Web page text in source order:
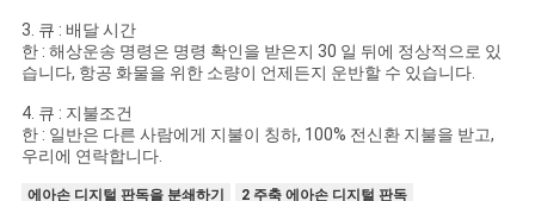
3. 큐 : 배달 시간
한 : 해상운송 명령은 명령 확인을 받은지 30 일 뒤에 정상적으로 있
습니다, 항공 화물을 위한 소량이 언제든지 운반할 수 있습니다.
4. 큐 : 지불조건
한 : 일반은 다른 사람에게 지불이 칭하, 100% 전신환 지불을 받고,
우리에 연락합니다.
에아손 디지털 판독을 분쇄하기
2 주축 에아손 디지털 판독